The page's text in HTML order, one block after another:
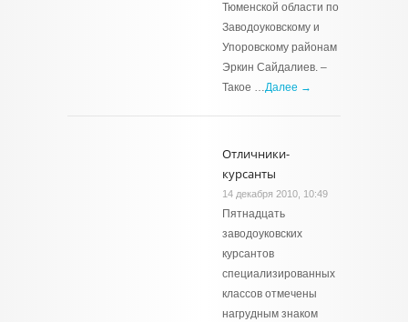
Тюменской области по
Заводоуковскому и
Упоровскому районам
Эркин Сайдалиев. –
Такое …Далее →
Отличники-
курсанты
14 декабря 2010, 10:49
Пятнадцать
заводоуковских
курсантов
специализированных
классов отмечены
нагрудным знаком